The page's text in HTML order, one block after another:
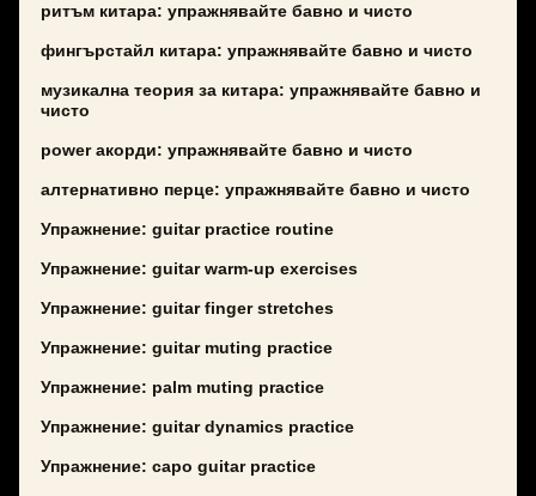
ритъм китара: упражнявайте бавно и чисто
фингърстайл китара: упражнявайте бавно и чисто
музикална теория за китара: упражнявайте бавно и
чисто
power акорди: упражнявайте бавно и чисто
алтернативно перце: упражнявайте бавно и чисто
Упражнение: guitar practice routine
Упражнение: guitar warm-up exercises
Упражнение: guitar finger stretches
Упражнение: guitar muting practice
Упражнение: palm muting practice
Упражнение: guitar dynamics practice
Упражнение: capo guitar practice